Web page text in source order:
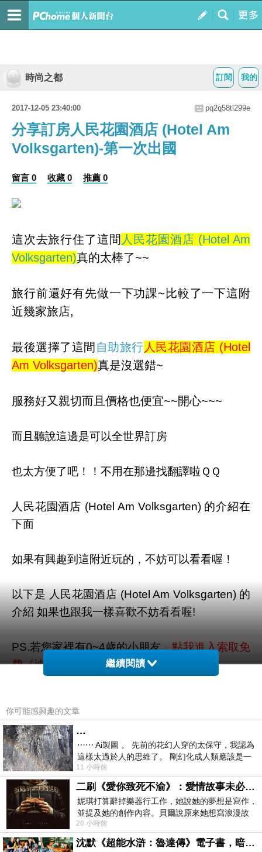
我的
訂閱
時尚之都
2017-12-05 23:40:00 pq2q58tl299e
分享訂房人民花園酒店 (Hotel Am
Volksgarten)-第一次出國
留言 0 收藏 0 推薦 0
這次去旅行住了這間 人民花園酒店 (Hotel Am
Volksgarten)真的太棒了~~
旅行前還好有先做一下功課~比較了一下這附
近幾家旅店,
最後選擇了這間 自助旅行 人民花園酒店 (Hotel
Am Volksgarten)真是沒選錯~
服務好又親切而且價格也便宜~~開心~~~
而且聽說這邊是可以全世界訂房
也太方便了吧！！不用在那邊找翻譯啦ＱＱ
人民花園酒店 (Hotel Am Volksgarten) 的介紹在
下面
如果有興趣到這附近玩的，不妨可以看看喔！
以下是 人民花園酒店 (Hotel Am Volksgarten) 的
介紹 如果也跟我一樣喜歡不妨看看喔!
PS.若您家裡有0~4歲的小朋友，點我進入索取免
費《迪士尼美語世界試用包》
繼續閱讀
你可能感興趣的文章
…
⋯⋯ Ai製圖 。 先前的花幻人穿的太保守，我認為
這樣太過於人的思維了。 剛幻化成人類應該是一
絲不掛吧？ 當然這樣是創不出
11 小時前
二刷《愛你致死不渝》：愛情故事未必是浪漫故事
妮琪打算辭掉樂器行工作，她說她的夢想是寫作，
並提及她的創作內容。貝爾說原來她想寫浪漫故
事，妮琪回應：「不是浪漫故事，是愛情
20 小時前
沈默《超能水滸：魯達傳》電子書，暗黑宇宙新章，一一五年八月璀璨上架！